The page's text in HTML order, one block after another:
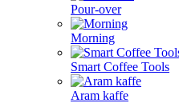
Pour-over
Morning
Smart Coffee Tools
Aram kaffe